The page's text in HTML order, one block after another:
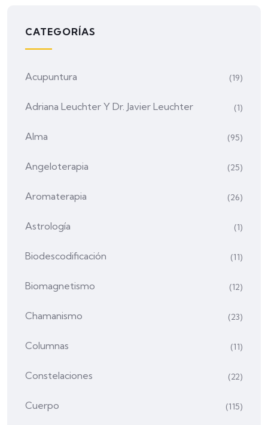
CATEGORÍAS
Acupuntura (19)
Adriana Leuchter Y Dr. Javier Leuchter (1)
Alma (95)
Angeloterapia (25)
Aromaterapia (26)
Astrología (1)
Biodescodificación (11)
Biomagnetismo (12)
Chamanismo (23)
Columnas (11)
Constelaciones (22)
Cuerpo (115)